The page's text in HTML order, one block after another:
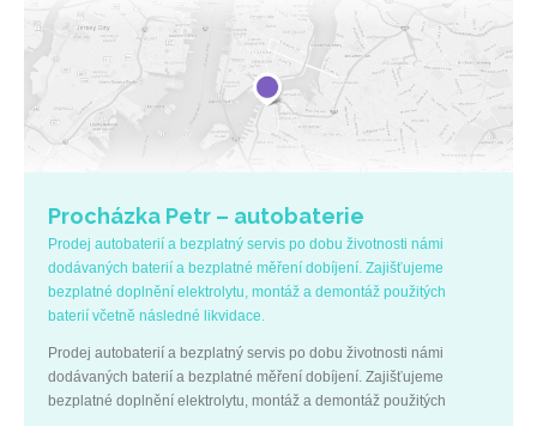
Procházka Petr – autobaterie
Prodej autobaterií a bezplatný servis po dobu životnosti námi
dodávaných baterií a bezplatné měření dobíjení. Zajišťujeme
bezplatné doplnění elektrolytu, montáž a demontáž použitých
baterií včetně následné likvidace.
Prodej autobaterií a bezplatný servis po dobu životnosti námi
dodávaných baterií a bezplatné měření dobíjení. Zajišťujeme
bezplatné doplnění elektrolytu, montáž a demontáž použitých